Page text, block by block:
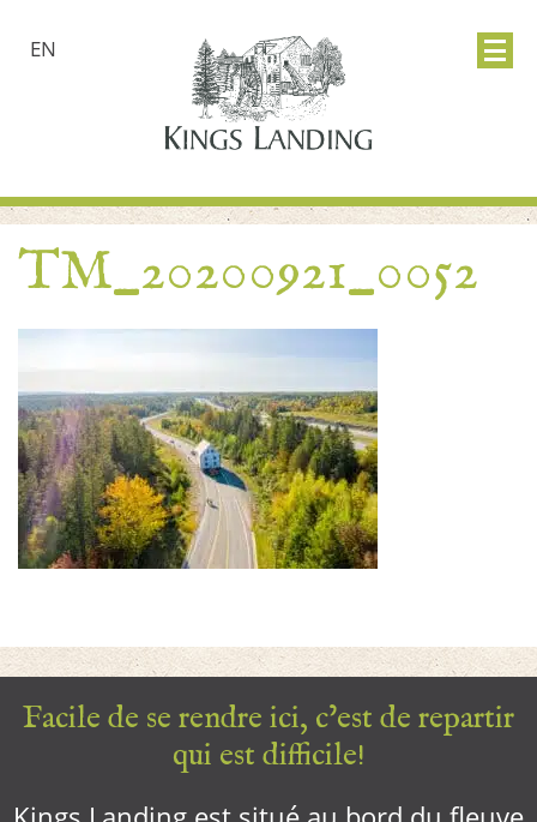
EN
TM_20200921_0052
Facile de se rendre ici, c’est de repartir
qui est difficile!